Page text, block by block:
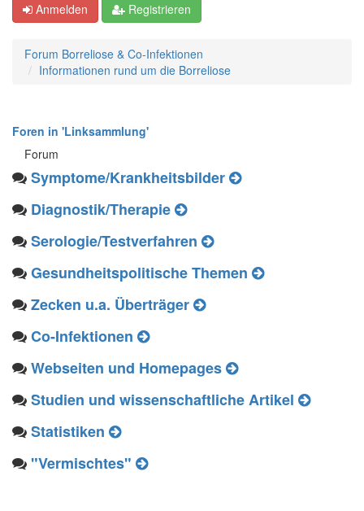
Anmelden Registrieren
Forum Borreliose & Co-Infektionen
Informationen rund um die Borreliose
Foren in 'Linksammlung'
Forum
Symptome/Krankheitsbilder
Diagnostik/Therapie
Serologie/Testverfahren
Gesundheitspolitische Themen
Zecken u.a. Überträger
Co-Infektionen
Webseiten und Homepages
Studien und wissenschaftliche Artikel
Statistiken
"Vermischtes"